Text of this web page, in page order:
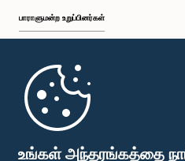
உங்கள் அந்தரங்கத்தை
பாராளுமன்ற உறுப்பினர்கள்
முதற்பக்கம்
பாராளுமன்ற கையடக்க செயலி